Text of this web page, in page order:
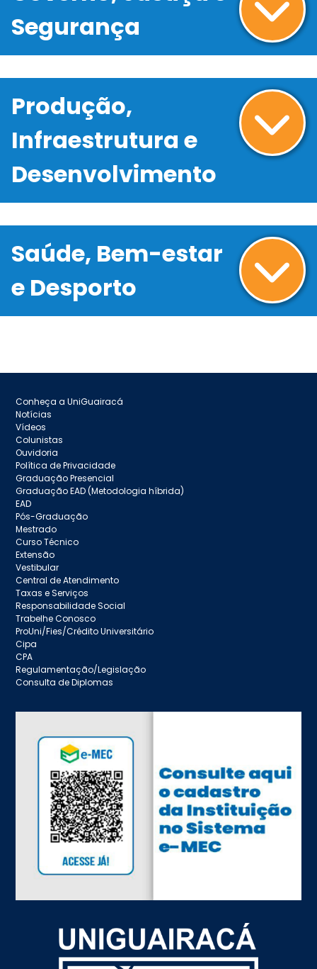
Segurança
Produção,
Infraestrutura e
Desenvolvimento
Saúde, Bem-estar
e Desporto
Conheça a UniGuairacá
Notícias
Vídeos
Colunistas
Ouvidoria
Política de Privacidade
Graduação Presencial
Graduação EAD (Metodologia híbrida)
EAD
Pós-Graduação
Mestrado
Curso Técnico
Extensão
Vestibular
Central de Atendimento
Taxas e Serviços
Responsabilidade Social
Trabelhe Conosco
ProUni/Fies/Crédito Universitário
Cipa
CPA
Regulamentação/Legislação
Consulta de Diplomas